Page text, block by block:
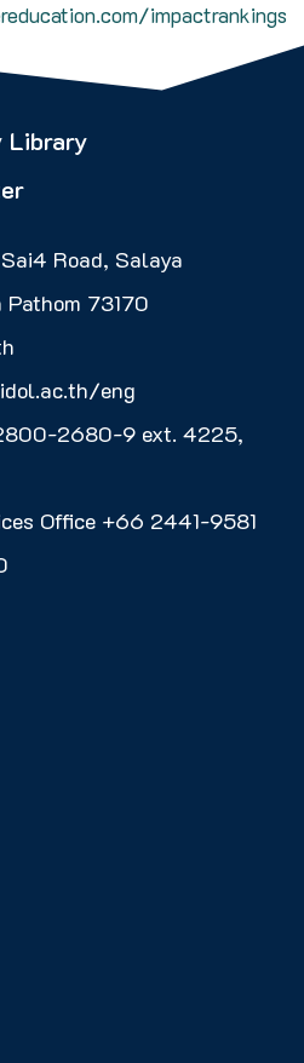
impactrankings
Library
Road, Salaya
73170
eng
2680-9 ext. 4225,
Office +66 2441-9581